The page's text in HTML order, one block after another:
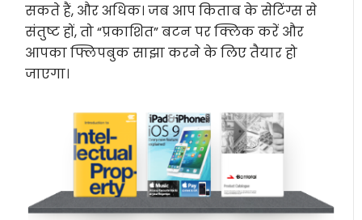
सकते हैं, और अधिक। जब आप किताब के सेटिंग्स से
संतुष्ट हों, तो “प्रकाशित” बटन पर क्लिक करें और
आपका फ्लिपबुक साझा करने के लिए तैयार हो
जाएगा।